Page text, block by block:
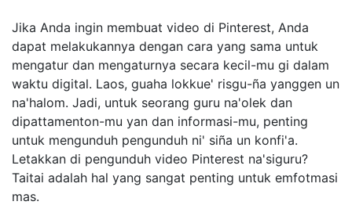
Jika Anda ingin membuat video di Pinterest, Anda
dapat melakukannya dengan cara yang sama untuk
mengatur dan mengaturnya secara kecil-mu gi dalam
waktu digital. Laos, guaha lokkue' risgu-ña yanggen un
na'halom. Jadi, untuk seorang guru na'olek dan
dipattamenton-mu yan dan informasi-mu, penting
untuk mengunduh pengunduh ni' siña un konfi'a.
Letakkan di pengunduh video Pinterest na'siguru?
Taitai adalah hal yang sangat penting untuk emfotmasi
mas.